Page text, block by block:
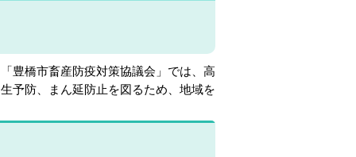
豊橋市畜産防疫対策協議会」では、高
予防、まん延防止を図るため、地域を